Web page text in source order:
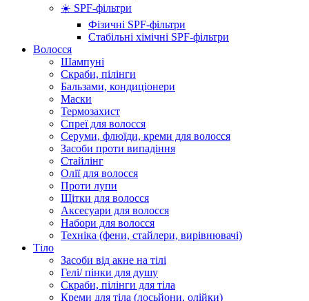
☀️ SPF-фільтри
Фізичні SPF-фільтри
Стабільні хімічні SPF-фільтри
Волосся
Шампуні
Скраби, пілінги
Бальзами, кондиціонери
Маски
Термозахист
Спреї для волосся
Серуми, флюїди, креми для волосся
Засоби проти випадіння
Стайлінг
Олії для волосся
Проти лупи
Щітки для волосся
Аксесуари для волосся
Набори для волосся
Техніка (фени, стайлери, вирівнювачі)
Тіло
Засоби від акне на тілі
Гелі/ пінки для душу
Скраби, пілінги для тіла
Креми для тіла (лосьйони, олійки)